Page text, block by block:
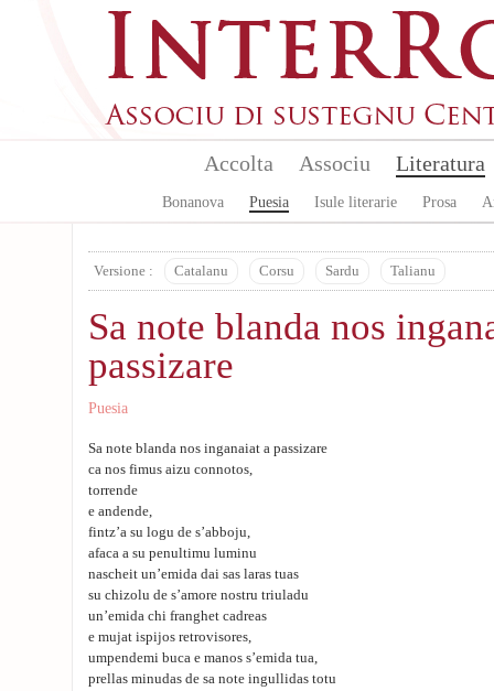
Accolta Associu Literatura
Bonanova Puesia Isule literarie Prosa
Versione : Catalanu Corsu Sardu Talianu
Sa note blanda nos
passizare
Puesia
Sa note blanda nos inganaiat a passizare
ca nos fimus aizu connotos,
torrende
e andende,
fintz’a su logu de s’abboju,
afaca a su penultimu luminu
nascheit un’emida dai sas laras tuas
su chizolu de s’amore nostru triuladu
un’emida chi franghet cadreas
e mujat ispijos retrovisores,
umpendemi buca e manos s’emida tua,
prellas minudas de sa note ingullidas totu